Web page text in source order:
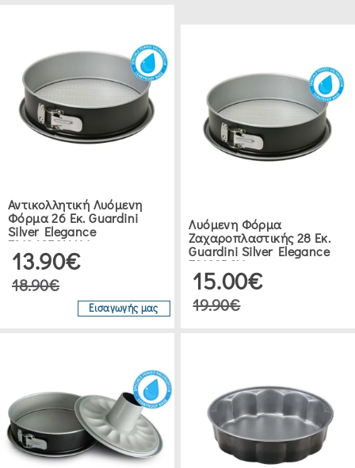
Αντικολλητική Λυόμενη
Φόρμα 26 Εκ. Guardini
Silver Elegance
70126SEGNAM
13.90€
18.90€
Εισαγωγής μας
Λυόμενη Φόρμα
Ζαχαροπλαστικής 28 Εκ.
Guardini Silver Elegance
70128PCV
15.00€
19.90€
ΔΙΆΦΟΡΑ
ΣΚΕΎΗ
ΤΣΈΡΚΙΑ
ΖΑΧΑΡΟΠΛΑΣΤΙΚΉΣ
(22)
ΔΟΣΟΜΕΤΡΗΤΈΣ
(13)